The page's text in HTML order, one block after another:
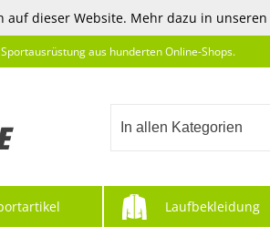
auf dieser Website. Mehr dazu in unseren
aus hunderten Online-Shops.
In allen Kategorien
Laufbekleidung